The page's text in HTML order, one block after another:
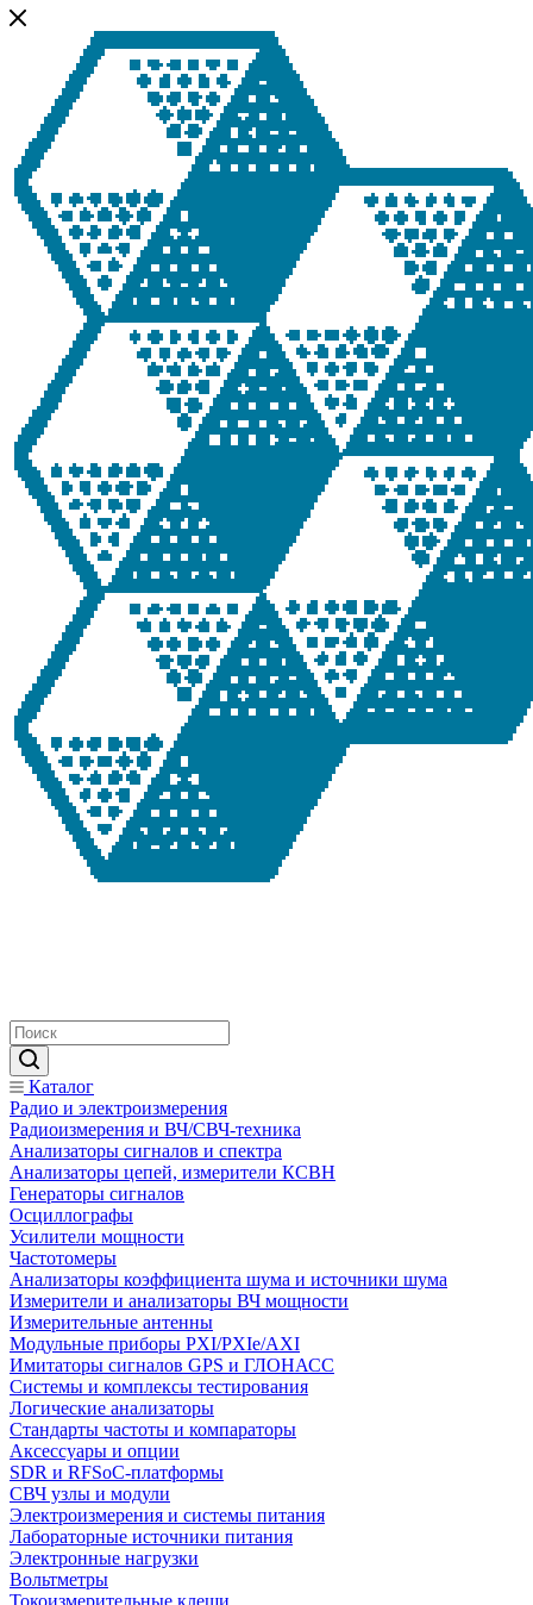
Каталог
Радио и электроизмерения
Радиоизмерения и ВЧ/СВЧ-техника
Анализаторы сигналов и спектра
Анализаторы цепей, измерители КСВН
Генераторы сигналов
Осциллографы
Усилители мощности
Частотомеры
Анализаторы коэффициента шума и источники шума
Измерители и анализаторы ВЧ мощности
Измерительные антенны
Модульные приборы PXI/PXIe/AXI
Имитаторы сигналов GPS и ГЛОНАСС
Системы и комплексы тестирования
Логические анализаторы
Стандарты частоты и компараторы
Аксессуары и опции
SDR и RFSoC‑платформы
СВЧ узлы и модули
Электроизмерения и системы питания
Лабораторные источники питания
Электронные нагрузки
Вольтметры
Токоизмерительные клещи